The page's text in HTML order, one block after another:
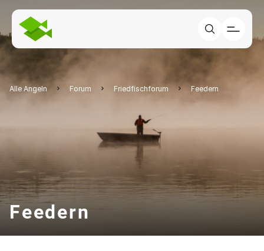
Alle Angeln Forum Friedfischforum Feedern
Feedern